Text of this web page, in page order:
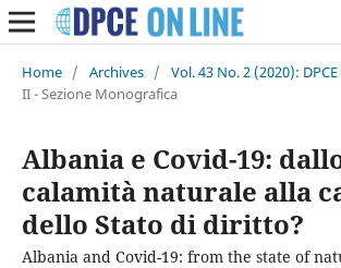
Home / Archives / Vol. 43 No. 2 (2020):
II - Sezione Monografica
Albania e Covid-19:
calamità naturale alla
dello Stato di diritto?
Albania and Covid-19: from the state of